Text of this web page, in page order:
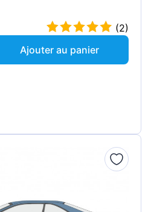
(2)
Ajouter au panier